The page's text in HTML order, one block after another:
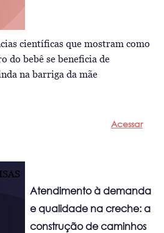
científicas que mostram como
do bebê se beneficia de
na barriga da mãe
Acessar
Atendimento à demanda
e qualidade na creche: a
construção de caminhos